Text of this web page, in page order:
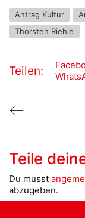
Antrag Kultur
Thorsten Riehle
Teilen:
Teile
Du musst
abzugeben.